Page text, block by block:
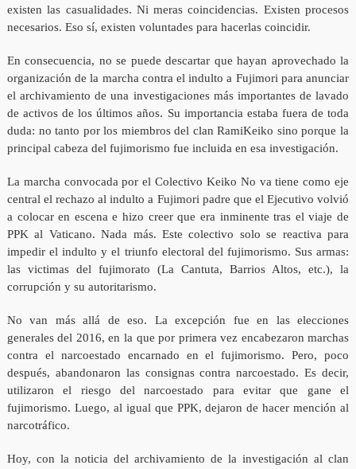
existen las casualidades. Ni meras coincidencias. Existen procesos
necesarios. Eso sí, existen voluntades para hacerlas coincidir.
En consecuencia, no se puede descartar que hayan aprovechado la
organización de la marcha contra el indulto a Fujimori para anunciar
el archivamiento de una investigaciones más importantes de lavado
de activos de los últimos años. Su importancia estaba fuera de toda
duda: no tanto por los miembros del clan RamiKeiko sino porque la
principal cabeza del fujimorismo fue incluida en esa investigación.
La marcha convocada por el Colectivo Keiko No va tiene como eje
central el rechazo al indulto a Fujimori padre que el Ejecutivo volvió
a colocar en escena e hizo creer que era inminente tras el viaje de
PPK al Vaticano. Nada más. Este colectivo solo se reactiva para
impedir el indulto y el triunfo electoral del fujimorismo. Sus armas:
las victimas del fujimorato (La Cantuta, Barrios Altos, etc.), la
corrupción y su autoritarismo.
No van más allá de eso. La excepción fue en las elecciones
generales del 2016, en la que por primera vez encabezaron marchas
contra el narcoestado encarnado en el fujimorismo. Pero, poco
después, abandonaron las consignas contra narcoestado. Es decir,
utilizaron el riesgo del narcoestado para evitar que gane el
fujimorismo. Luego, al igual que PPK, dejaron de hacer mención al
narcotráfico.
Hoy, con la noticia del archivamiento de la investigación al clan